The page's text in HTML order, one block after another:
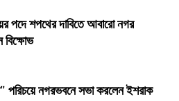
পদে শপথের দাবিতে আবারো নগর
বিক্ষোভ
পরিচয়ে নগরভবনে সভা করলেন ইশরাক